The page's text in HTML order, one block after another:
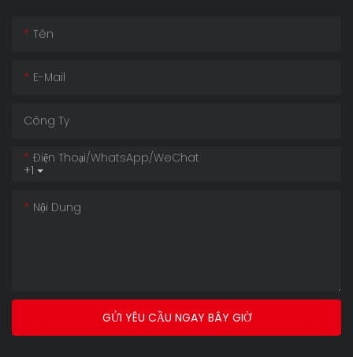
Tên
E-Mail
Công Ty
+1
Điện Thoại/WhatsApp/WeChat
Nội Dung
GỬI YÊU CẦU NGAY BÂY GIỜ